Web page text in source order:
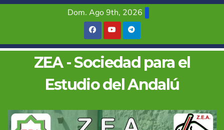
Saltar
Dom. Ago 9th, 2026
ZEA - Sociedad para el
Estudio del Andalú